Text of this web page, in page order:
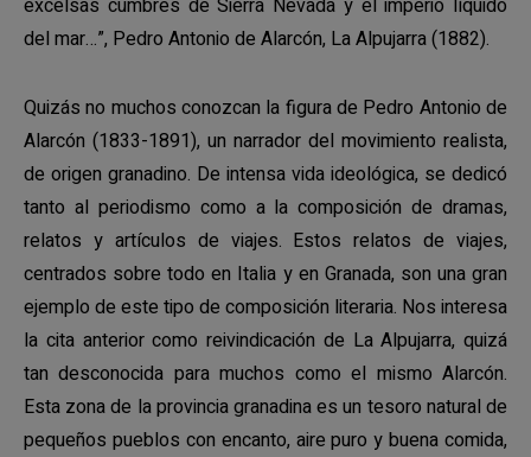
excelsas cumbres de Sierra Nevada y el imperio líquido
del mar…”, Pedro Antonio de Alarcón, La Alpujarra (1882).
Quizás no muchos conozcan la figura de Pedro Antonio de
Alarcón (1833-1891), un narrador del movimiento realista,
de origen granadino. De intensa vida ideológica, se dedicó
tanto al periodismo como a la composición de dramas,
relatos y artículos de viajes. Estos relatos de viajes,
centrados sobre todo en Italia y en Granada, son una gran
ejemplo de este tipo de composición literaria. Nos interesa
la cita anterior como reivindicación de La Alpujarra, quizá
tan desconocida para muchos como el mismo Alarcón.
Esta zona de la provincia granadina es un tesoro natural de
pequeños pueblos con encanto, aire puro y buena comida,